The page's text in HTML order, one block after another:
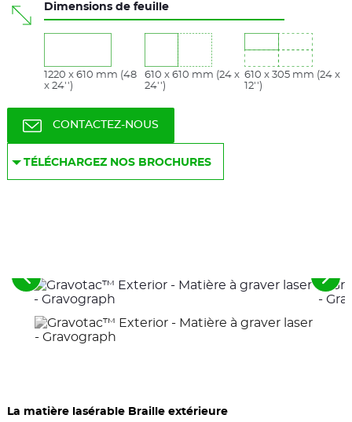
Dimensions de feuille
1220 x 610 mm (48
x 24'')
610 x 610 mm (24 x
24'')
610 x 305 mm (24 x
12'')
CONTACTEZ-NOUS
TÉLÉCHARGEZ NOS BROCHURES
Voir
les
éléments
précédents
Voir
les
La matière lasérable Braille extérieure